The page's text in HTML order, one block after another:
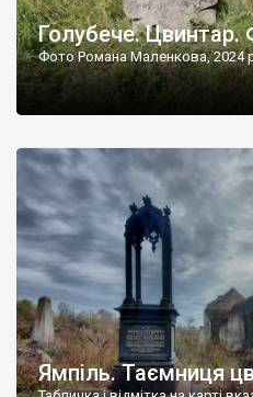
Голубече. Цвинтар.
Фото Романа Маленкова, 2024
Ямпіль. Таємниця